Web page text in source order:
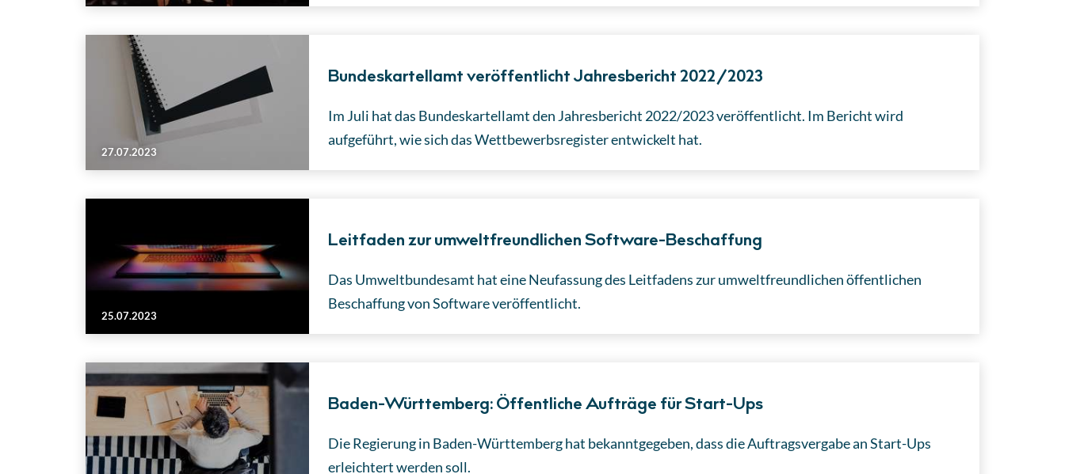
27.07.2023
Bundeskartellamt veröffentlicht Jahresbericht 2022/2023
Im Juli hat das Bundeskartellamt den Jahresbericht 2022/2023 veröffentlicht. Im Bericht wird
aufgeführt, wie sich das Wettbewerbsregister entwickelt hat.
25.07.2023
Leitfaden zur umweltfreundlichen Software-Beschaffung
Das Umweltbundesamt hat eine Neufassung des Leitfadens zur umweltfreundlichen öffentlichen
Beschaffung von Software veröffentlicht.
Baden-Württemberg: Öffentliche Aufträge für Start-Ups
Die Regierung in Baden-Württemberg hat bekanntgegeben, dass die Auftragsvergabe an Start-Ups
erleichtert werden soll.